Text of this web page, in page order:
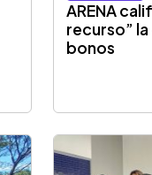
ARENA
recurso”
bonos